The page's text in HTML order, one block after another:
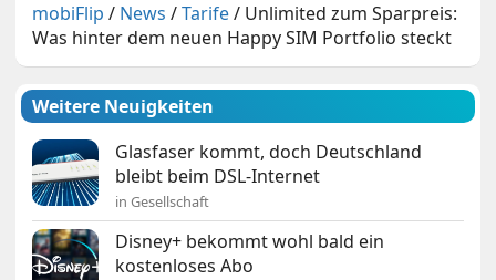
mobiFlip / News /Tarife/ Unlimited zum Sparpreis:
Was hinter dem neuen Happy SIM Portfolio steckt
Weitere Neuigkeiten
Glasfaser kommt, doch Deutschland
bleibt beim DSL-Internet
in Gesellschaft
Disney+ bekommt wohl bald ein
kostenloses Abo